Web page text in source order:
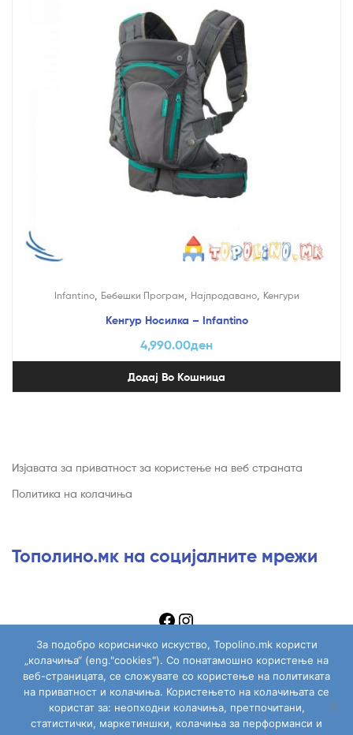
Infantino, Бебешки Програм, Најпродавано, Кенгури
Кенгур Носилка – Infantino
4,990.00ден
Додај Во Кошница
Изјавата за приватност за користење на веб страната
Политика на колачиња
Тополино.мк на социјалните мрежи
Topolino.mk
За подобро корисничко искуство, Topolino.mk користи
„колачиња“ (eng."cookies"). Со понатамошно користење на
веб-страницата, се сложувате со користење на политиката
на приватност и колачиња. Користењето на колачињата се
користат за: неопходни колачиња, претпочитани,
статистички, маркетиншки, колачиња за перформанси и